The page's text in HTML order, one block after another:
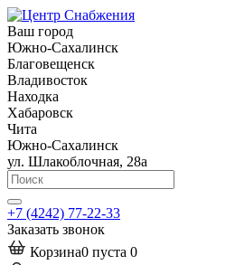
Ваш город
Южно-Сахалинск
Благовещенск
Владивосток
Находка
Хабаровск
Чита
Южно-Сахалинск
ул. Шлакоблочная, 28а
+7 (4242) 77-22-33
Заказать звонок
Корзина0 пуста 0